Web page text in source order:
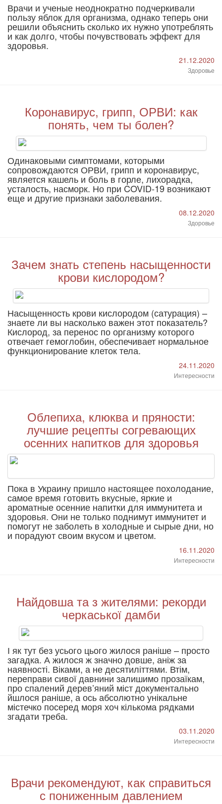
Врачи и ученые неоднократно подчеркивали
пользу яблок для организма, однако теперь они
решили объяснить сколько их нужно употреблять
и как долго, чтобы почувствовать эффект для
здоровья.
21.12.2020
Здоровье
Коронавирус, грипп, ОРВИ: как
понять, чем ты болен?
Одинаковыми симптомами, которыми
сопровождаются ОРВИ, грипп и коронавирус,
является кашель и боль в горле, лихорадка,
усталость, насморк. Но при COVID-19 возникают
еще и другие признаки заболевания.
08.12.2020
Здоровье
Зачем знать степень насыщенности
крови кислородом?
Насыщенность крови кислородом (сатурация) –
знаете ли вы насколько важен этот показатель?
Кислород, за перенос по организму которого
отвечает гемоглобин, обеспечивает нормальное
функционирование клеток тела.
24.11.2020
Интересности
Облепиха, клюква и пряности:
лучшие рецепты согревающих
осенних напитков для здоровья
Пока в Украину пришло настоящее похолодание,
самое время готовить вкусные, яркие и
ароматные осенние напитки для иммунитета и
здоровья. Они не только поднимут иммунитет и
помогут не заболеть в холодные и сырые дни, но
и порадуют своим вкусом и цветом.
16.11.2020
Интересности
Найдовша та з жителями: рекорди
черкаської дамби
І як тут без усього цього жилося раніше – просто
загадка. А жилося ж значно довше, аніж за
наявності. Віками, а не десятиліттями. Втім,
переправи сивої давнини залишимо прозаїкам,
про спалений дерев’яний міст документально
йшлося раніше, а ось абсолютно унікальне
містечко посеред моря хоч кількома рядками
згадати треба.
03.11.2020
Интересности
Врачи рекомендуют, как справиться
с пониженным давлением